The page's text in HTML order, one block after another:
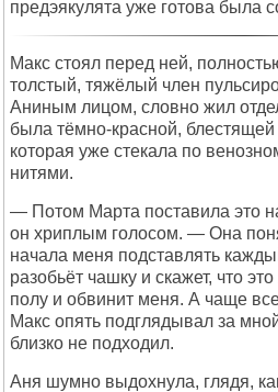
предэякулята уже готова была
Макс стоял перед ней,
толстый, тяжёлый член
Аниным лицом, словно жил
была тёмно-красной, блестящей
которая уже стекала по
нитями.
— Потом Марта поставила это
он хриплым голосом. — Она
начала меня подставлять
разобьёт чашку и скажет, что
полу и обвинит меня. А чаще
Макс опять подглядывал за
близко не подходил.
Аня шумно выдохнула, глядя,